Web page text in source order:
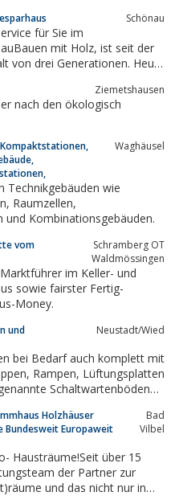
Sie ohne
Schönau
für Sie im
mit Holz, ist seit der
von drei Generationen. Heute
die Geschäftsführung in den
Ziemetshausen
nach den ökologisch
Waghäusel
Technikgebäuden wie
und Kombinationsgebäuden.
vom
Schramberg OT
Waldmössingen
im Keller- und
sowie fairster Fertig-
Money.
und
Neustadt/Wied
bei Bedarf auch komplett mit
Schaltwartenböden
Holzhäuser
Bundesweit Europaweit
Bad
Vilbel
Hausträume!Seit über 15
der Partner zur
und das nicht nur in